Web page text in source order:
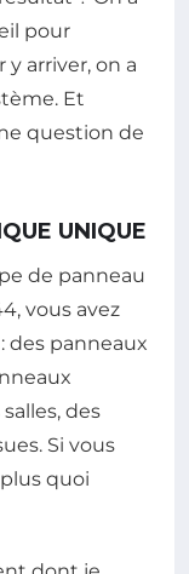
pour
arriver, on a
Et
question de
UNIQUE
de panneau
vous avez
: des panneaux
des
Si vous
quoi